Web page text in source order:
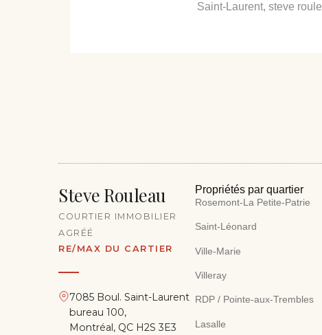
Saint-Laurent, steve
Steve Rouleau
COURTIER IMMOBILIER
AGRÉÉ
RE/MAX DU CARTIER
7085 Boul. Saint-Laurent
bureau 100,
Montréal, QC H2S 3E3
Propriétés par quartier
Rosemont-La Petite-Patrie
Saint-Léonard
Ville-Marie
Villeray
RDP / Pointe-aux-Trembles
Lasalle